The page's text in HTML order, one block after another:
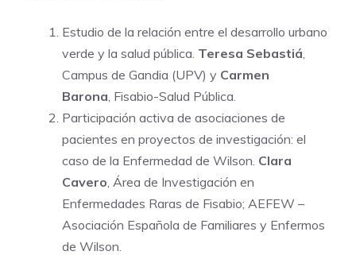
Estudio de la relación entre el desarrollo urbano
verde y la salud pública. Teresa Sebastiá
Campus de Gandia (UPV) y Carmen
Barona , Fisabio-Salud Pública.
Participación activa de asociaciones de
pacientes en proyectos de investigación: el
caso de la Enfermedad de Wilson. Clara
Cavero , Área de Investigación en
Enfermedades Raras de Fisabio; AEFEW –
Asociación Española de Familiares y Enfermos
de Wilson.